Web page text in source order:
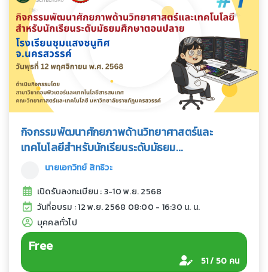
กิจกรรมพัฒนาศักยภาพด้านวิทยาศาสตร์และ
เทคโนโลยีสำหรับนักเรียนระดับมัธยม...
นายเอกวิทย์ สิทธิวะ
เปิดรับลงทะเบียน : 3-10 พ.ย. 2568
วันที่อบรม : 12 พ.ย. 2568 08:00 - 16:30 น. น.
บุคคลทั่วไป
Free
51 / 50 คน